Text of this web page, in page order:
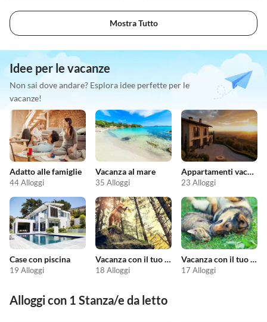
Mostra Tutto
Idee per le vacanze
Non sai dove andare? Esplora idee perfette per le
vacanze!
Adatto alle famiglie
44 Alloggi
Vacanza al mare
35 Alloggi
Appartamenti vacanze economici
23 Alloggi
Case con piscina
19 Alloggi
Vacanza con il tuo cane
18 Alloggi
Vacanza con il tuo animale domestico
17 Alloggi
Alloggi con 1 Stanza/e da letto